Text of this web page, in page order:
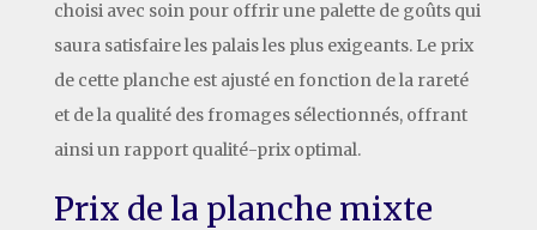
choisi avec soin pour offrir une palette de goûts qui
saura satisfaire les palais les plus exigeants. Le prix
de cette planche est ajusté en fonction de la rareté
et de la qualité des fromages sélectionnés, offrant
ainsi un rapport qualité-prix optimal.
Prix de la planche mixte